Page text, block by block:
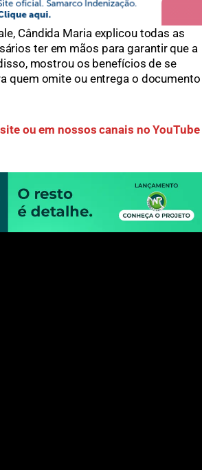
Cândida Maria explicou todas as
ter em mãos para garantir que a
mostrou os benefícios de se
quem omite ou entrega o documento
ou em nossos canais no YouTube